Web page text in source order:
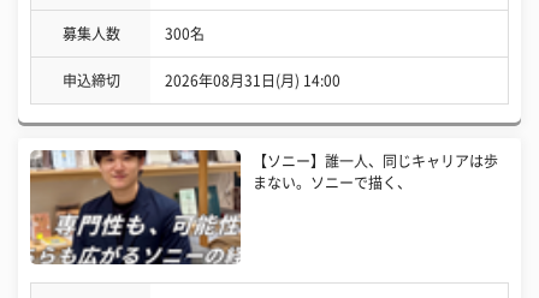
募集人数 300名
申込締切 2026年08月31日(月) 14:00
【ソニー】誰一人、同じキャリアは歩
まない。ソニーで描く、